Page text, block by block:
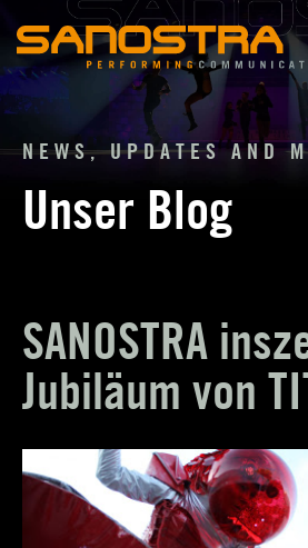
Inhalt
springen
NEWS, UPDATES AND
Unser Blog
SANOSTRA
Jubiläum von